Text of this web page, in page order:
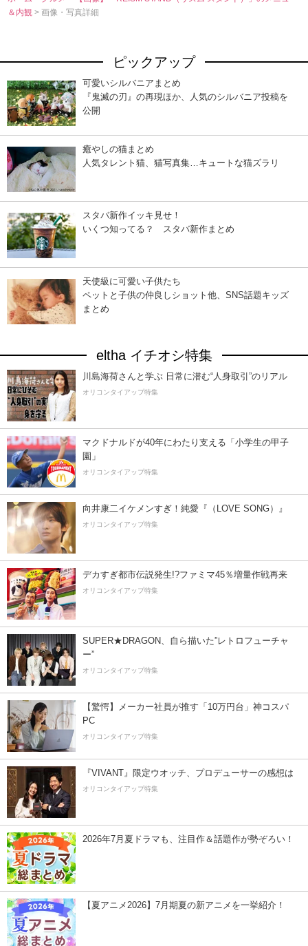
＆内観> 画像・写真詳細
ピックアップ
可愛いシルバニアまとめ
『鬼滅の刃』の再現ほか、人気のシルバニア投稿を
公開
癒やしの猫まとめ
人気タレント猫、猫写真集…キュートな猫ズラリ
スタバ新作イッキ見せ！
いくつ知ってる？ スタバ新作まとめ
天使級に可愛い子供たち
ペットと子供の仲良しショット他、SNS話題キッズ
まとめ
eltha イチオシ特集
川島海荷さんと学ぶ 日常に潜む“人身取引”のリアル
オリコンタイアップ特集
マクドナルドが40年にわたり支える「小学生の甲子
園」
オリコンタイアップ特集
向井康二イケメンすぎ！純愛『（LOVE SONG）』
オリコンタイアップ特集
デカすぎ都市伝説発生!?ファミマ45％増量作戦再来
オリコンタイアップ特集
SUPER★DRAGON、自ら描いた”レトロフューチャ
ー”
オリコンタイアップ特集
【驚愕】メーカー社員が推す「10万円台」神コスパ
PC
オリコンタイアップ特集
『VIVANT』限定ウオッチ、プロデューサーの感想は
オリコンタイアップ特集
2026年7月夏ドラマも、注目作＆話題作が勢ぞろい！
【夏アニメ2026】7月期夏の新アニメを一挙紹介！